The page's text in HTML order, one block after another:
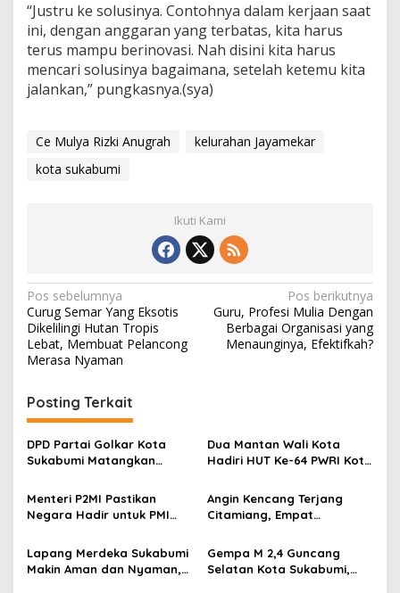
“Justru ke solusinya. Contohnya dalam kerjaan saat
ini, dengan anggaran yang terbatas, kita harus
terus mampu berinovasi. Nah disini kita harus
mencari solusinya bagaimana, setelah ketemu kita
jalankan,” pungkasnya.(sya)
Ce Mulya Rizki Anugrah
kelurahan Jayamekar
kota sukabumi
Ikuti Kami
N
a
v
g
a
s
p
o
s
Pos sebelumnya
Curug Semar Yang Eksotis
Dikelilingi Hutan Tropis
Lebat, Membuat Pelancong
Merasa Nyaman
Pos berikutnya
Guru, Profesi Mulia Dengan
Berbagai Organisasi yang
Menaunginya, Efektifkah?
Posting Terkait
DPD Partai Golkar Kota
Sukabumi Matangkan
Paling Lambat Agustus
Harus Selesai
Dua Mantan Wali Kota
Hadiri HUT Ke-64 PWRI Kota
Mengabdi Tak Berhenti
Saat Pensiun
Menteri P2MI Pastikan
Negara Hadir untuk PMI
Warga Sukabumi di Arab
Saudi Akan Dipulangkan
Angin Kencang Terjang
Citamiang, Empat
Kota Sukabumi Imbau
Warga Waspada Cuaca
Lapang Merdeka Sukabumi
Makin Aman dan Nyaman,
Gempa M 2,4 Guncang
Selatan Kota Sukabumi,